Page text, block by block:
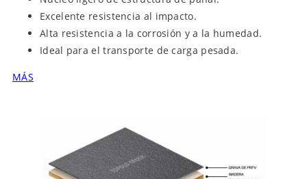
Excelente resistencia al impacto.
Alta resistencia a la corrosión y a la humedad.
Ideal para el transporte de carga pesada.
MÁS